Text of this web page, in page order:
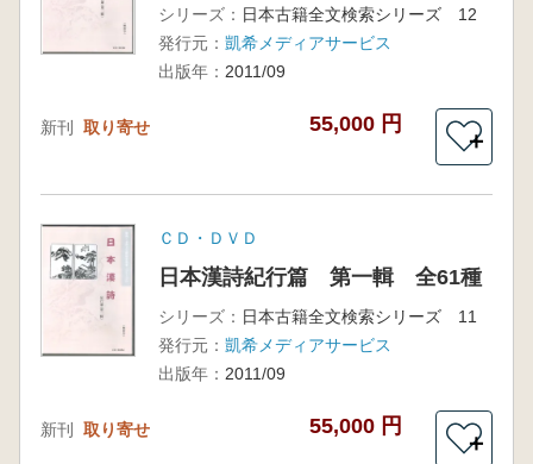
シリーズ： 日本古籍全文検索シリーズ 12
発行元： 凱希メディアサービス
出版年： 2011/09
新刊 取り寄せ 55,000 円
＋
ＣＤ・ＤＶＤ
日本漢詩紀行篇 第一輯 全61種
シリーズ： 日本古籍全文検索シリーズ 11
発行元： 凱希メディアサービス
出版年： 2011/09
新刊 取り寄せ 55,000 円
＋